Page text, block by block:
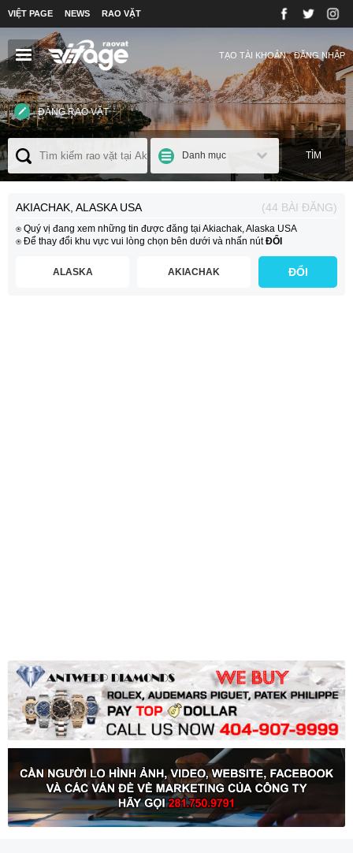
VIỆT PAGE NEWS RAO VẶT
ĐĂNG NHẬP
TẠO TÀI KHOẢN
ĐĂNG RAO VẶT
Danh mục TÌM
AKIACHAK, ALASKA USA (44 BÀI ĐĂNG)
⍟ Quý vị đang xem những tin được đăng tại Akiachak, Alaska USA
⍟ Để thay đổi khu vực vui lòng chọn bên dưới và nhấn nútĐỔI
ALASKA AKIACHAK ĐỔI